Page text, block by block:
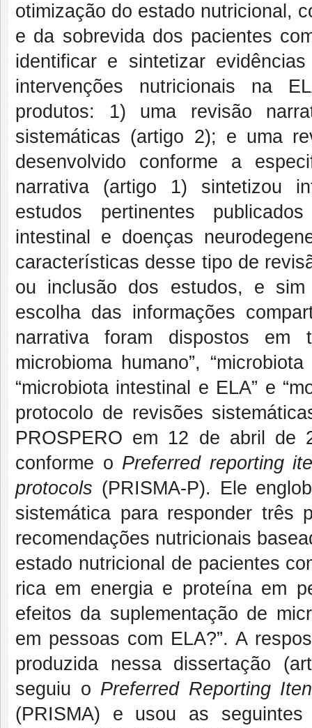
otimização do estado nutricional,
e da sobrevida dos pacientes
identificar e sintetizar
intervenções nutricionais na
produtos: 1) uma revisão
sistemáticas (artigo 2); e uma
desenvolvido conforme a
narrativa (artigo 1) sintetizou
estudos pertinentes
intestinal e doenças
características desse tipo de
ou inclusão dos estudos, e
escolha das informações
narrativa foram dispostos em
microbioma humano”,
“microbiota intestinal e ELA” e
protocolo de revisões
PROSPERO em 12 de abril de
conforme o Preferred reporting
protocols (PRISMA-P). Ele
sistemática para responder três
recomendações nutricionais
estado nutricional de pacientes
rica em energia e proteína em
efeitos da suplementação de
em pessoas com ELA?”. A
produzida nessa dissertação
seguiu o Preferred Reporting
(PRISMA) e usou as